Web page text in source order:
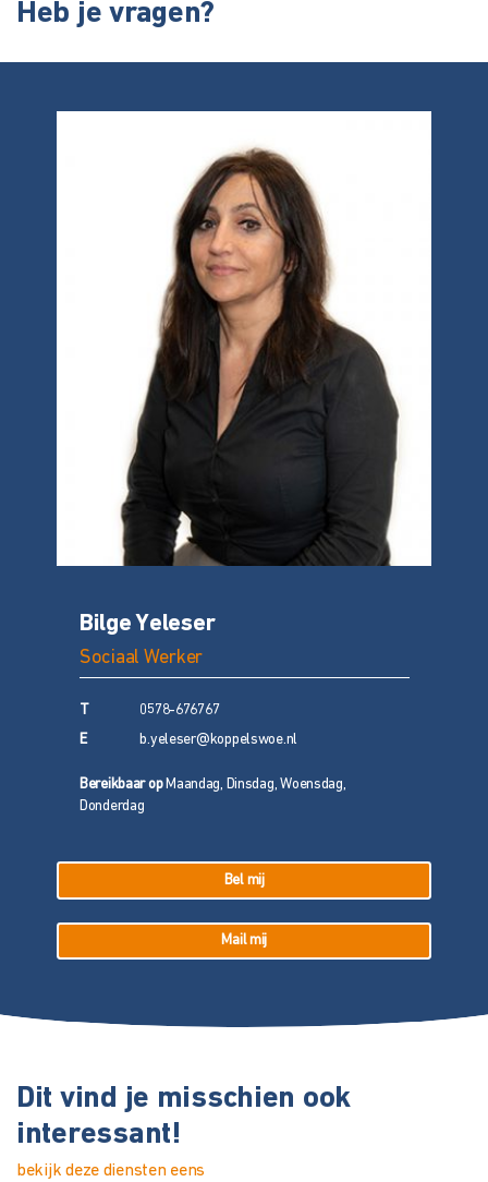
Heb je vragen?
Bilge Yeleser
Sociaal Werker
0578-676767
E b.yeleser@koppelswoe.nl
Bereikbaar opMaandag, Dinsdag, Woensdag,
Donderdag
Bel mij
Mail mij
Dit vind je misschien ook
interessant!
bekijk deze diensten eens